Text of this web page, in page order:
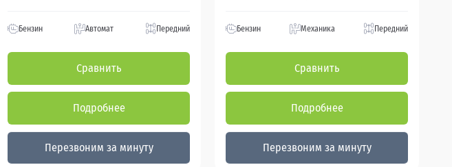
Бензин Автомат Передний
Сравнить
Подробнее
Перезвоним за минуту
Бензин Механика Передний
Сравнить
Подробнее
Перезвоним за минуту